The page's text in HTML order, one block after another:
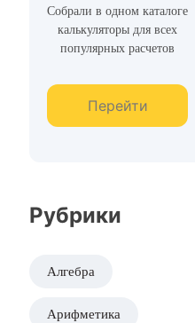
Собрали в одном каталоге
калькуляторы для всех
популярных расчетов
Перейти
Рубрики
Алгебра
Арифметика